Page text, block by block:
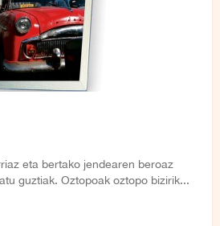
eta bertako jendearen beroaz
guztiak. Oztopoak oztopo bizirik...